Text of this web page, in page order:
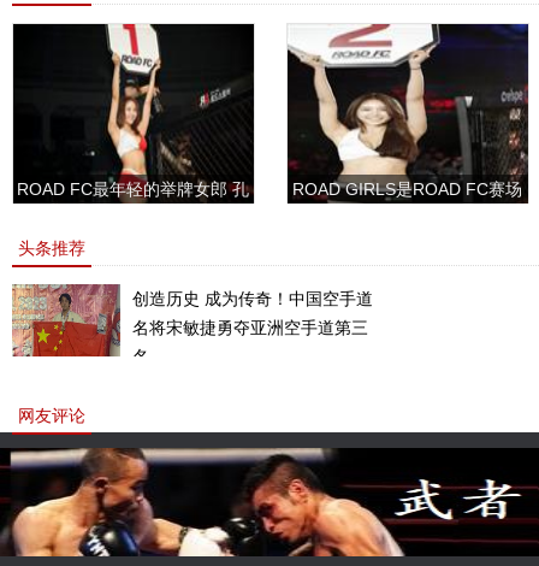
ROAD FC最年轻的举牌女郎 孔
ROAD GIRLS是ROAD FC赛场
头条推荐
创造历史 成为传奇！中国空手道
名将宋敏捷勇夺亚洲空手道第三
名。
网友评论